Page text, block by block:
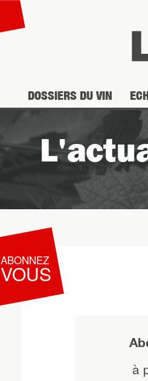
DOSSIERS DU VIN
ABONNEZ
VOUS
à